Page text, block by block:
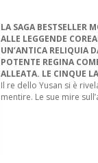
LA SAGA BESTSELLER
ALLE LEGGENDE
UN’ANTICA RELIQUIA
POTENTE REGINA
ALLEATA. LE CINQUE
Il re dello Yusan si è
mentire. Le sue mire